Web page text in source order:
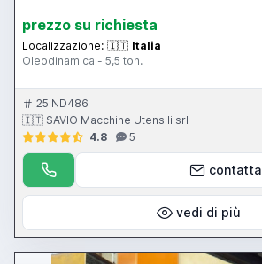
prezzo su richiesta
Localizzazione: 🇮🇹 Italia
Oleodinamica - 5,5 ton.
25IND486
🇮🇹 SAVIO Macchine Utensili srl
4.8
5
contatta
vedi di più